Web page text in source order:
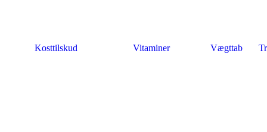
Kosttilskud Vitaminer Vægttab